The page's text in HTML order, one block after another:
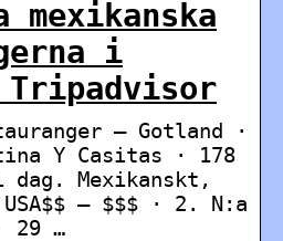
mexikanska
i
Tripadvisor
– Gotland ·
Y Casitas · 178
i dag. Mexikanskt,
– $$$ · 2. N:a
29 …